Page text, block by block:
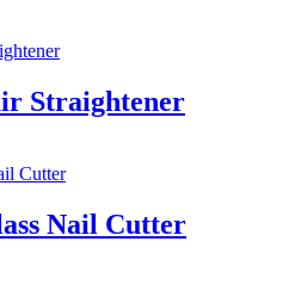
Straightener
Nail Cutter